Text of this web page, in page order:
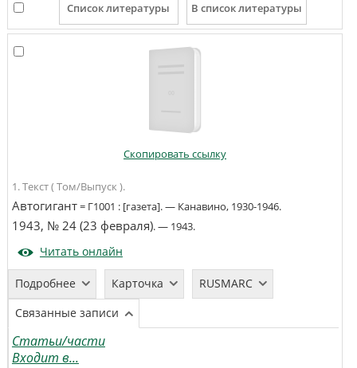
Скопировать ссылку
1. Текст ( Том/Выпуск ).
Автогигант= Г1001 : [газета]. —Канавино,1930-1946.
1943, № 24 (23 февраля). —1943.
Читать онлайн
Подробнее Карточка
RUSMARC
Связанные записи
Статьи/части
Входит в...